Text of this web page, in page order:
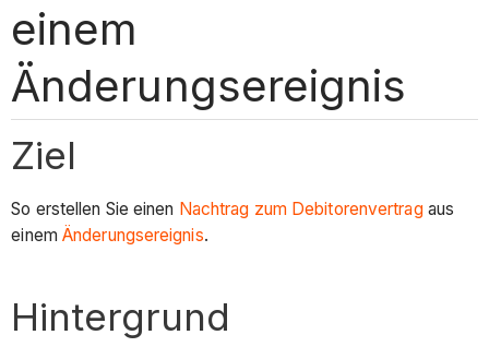
einem
Änderungsereignis
Ziel
So erstellen Sie einen Nachtrag zum Debitorenvertrag aus
einem Änderungsereignis.
Hintergrund